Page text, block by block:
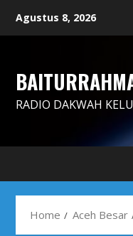
Agustus 8, 2026
RADIO DAKWAH
Home Aceh Besar